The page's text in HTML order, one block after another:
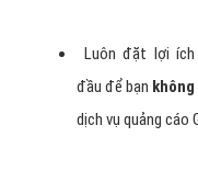
Luôn đặt lợi ích
đầu để bạn
dịch vụ quảng cáo